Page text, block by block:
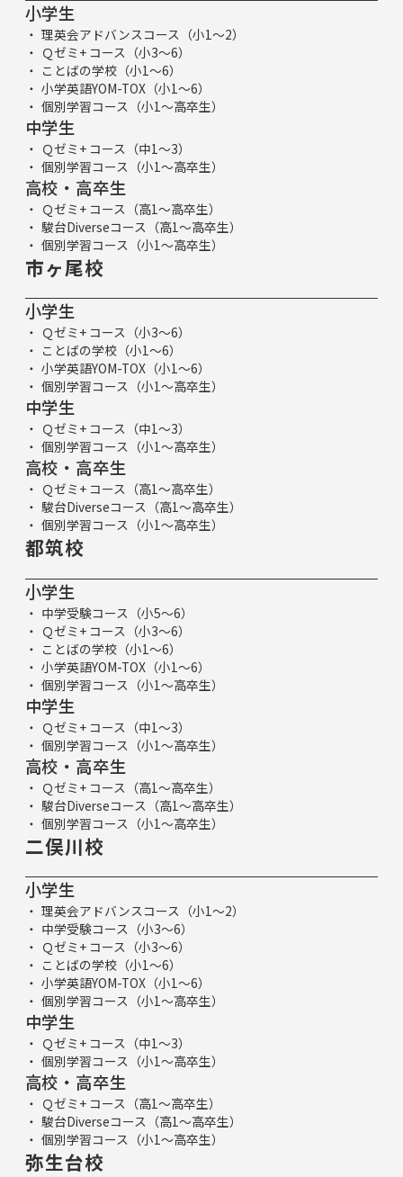
小学生
理英会アドバンスコース（小1～2）
Ｑゼミ+ コース（小3～6）
ことばの学校（小1～6）
小学英語YOM-TOX（小1～6）
個別学習コース（小1～高卒生）
中学生
Ｑゼミ+ コース（中1～3）
個別学習コース（小1～高卒生）
高校・高卒生
Ｑゼミ+ コース（高1～高卒生）
駿台Diverseコース（高1～高卒生）
個別学習コース（小1～高卒生）
市ヶ尾校
小学生
Ｑゼミ+ コース（小3～6）
ことばの学校（小1～6）
小学英語YOM-TOX（小1～6）
個別学習コース（小1～高卒生）
中学生
Ｑゼミ+ コース（中1～3）
個別学習コース（小1～高卒生）
高校・高卒生
Ｑゼミ+ コース（高1～高卒生）
駿台Diverseコース（高1～高卒生）
個別学習コース（小1～高卒生）
都筑校
小学生
中学受験コース（小5～6）
Ｑゼミ+ コース（小3～6）
ことばの学校（小1～6）
小学英語YOM-TOX（小1～6）
個別学習コース（小1～高卒生）
中学生
Ｑゼミ+ コース（中1～3）
個別学習コース（小1～高卒生）
高校・高卒生
Ｑゼミ+ コース（高1～高卒生）
駿台Diverseコース（高1～高卒生）
個別学習コース（小1～高卒生）
二俣川校
小学生
理英会アドバンスコース（小1～2）
中学受験コース（小3～6）
Ｑゼミ+ コース（小3～6）
ことばの学校（小1～6）
小学英語YOM-TOX（小1～6）
個別学習コース（小1～高卒生）
中学生
Ｑゼミ+ コース（中1～3）
個別学習コース（小1～高卒生）
高校・高卒生
Ｑゼミ+ コース（高1～高卒生）
駿台Diverseコース（高1～高卒生）
個別学習コース（小1～高卒生）
弥生台校